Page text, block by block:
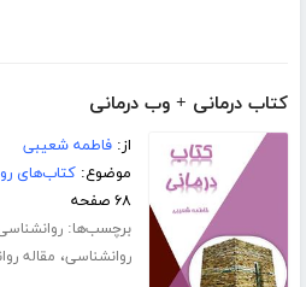
کتاب درمانی + وب درمانی
از:فاطمه شعیبی
موضوع:کتاب‌های
۶۸ صفحه
برچسب‌ها:
روانشناسی، مقاله